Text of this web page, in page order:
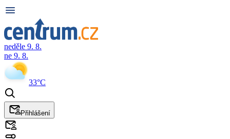
neděle 9. 8.
ne 9. 8.
33°C
Přihlášení